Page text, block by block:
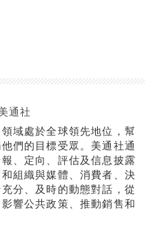
通社
域處於全球領先地位，幫
們的目標受眾。美通社通
、定向、評估及信息披露
組織與媒體、消費者、決
分、及時的動態對話，從
響公共政策、推動銷售和